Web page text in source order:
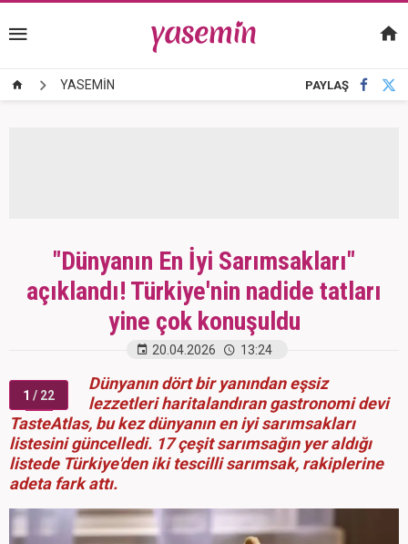
YASEMİN PAYLAŞ
"Dünyanın En İyi Sarımsakları"
açıklandı! Türkiye'nin nadide tatları
yine çok konuşuldu
20.04.2026 13:24
1 / 22
Dünyanın dört bir yanından eşsiz
lezzetleri haritalandıran gastronomi devi
TasteAtlas, bu kez dünyanın en iyi sarımsakları
listesini güncelledi. 17 çeşit sarımsağın yer aldığı
listede Türkiye'den iki tescilli sarımsak, rakiplerine
adeta fark attı.